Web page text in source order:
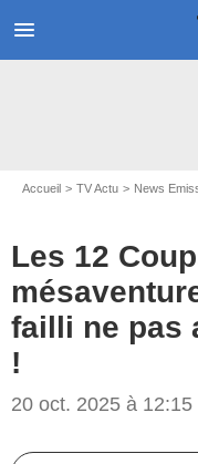
menu
Accueil TV Actu News
Les 12
failli ne pas
!
20 oct. 2025 à 12:15